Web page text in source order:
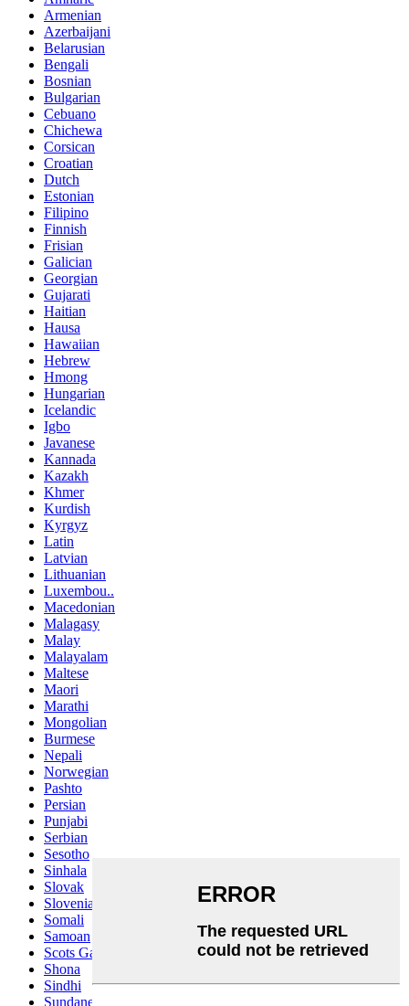
Armenian
Azerbaijani
Belarusian
Bengali
Bosnian
Bulgarian
Cebuano
Chichewa
Corsican
Croatian
Dutch
Estonian
Filipino
Finnish
Frisian
Galician
Georgian
Gujarati
Haitian
Hausa
Hawaiian
Hebrew
Hmong
Hungarian
Icelandic
Igbo
Javanese
Kannada
Kazakh
Khmer
Kurdish
Kyrgyz
Latin
Latvian
Lithuanian
Luxembou..
Macedonian
Malagasy
Malay
Malayalam
Maltese
Maori
Marathi
Mongolian
Burmese
Nepali
Norwegian
Pashto
Persian
Punjabi
Serbian
Sesotho
Sinhala
Slovak
Slovenian
Somali
Samoan
Scots Gaelic
Shona
Sindhi
Sundanese